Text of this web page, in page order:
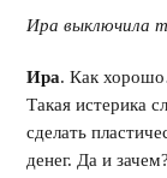
Ира выключила
Ира. Как
Такая истерика
сделать
денег. Да и